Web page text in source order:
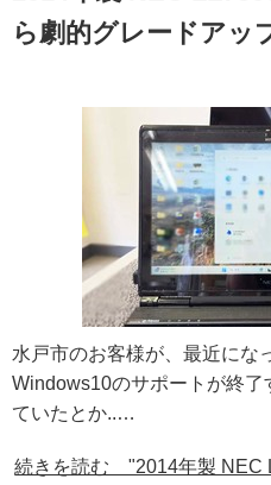
ら劇的グレードアッ
水戸市のお客様が、最近にな
Windows10のサポートが終
ていたとか..…
続きを読む "2014年製 NEC